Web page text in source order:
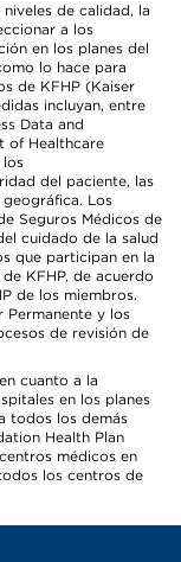
de calidad, la
a los
en los planes del
lo hace para
de KFHP (Kaiser
incluyan, entre
Data and
of Healthcare
los
del paciente, las
Los
Seguros Médicos de
cuidado de la salud
que participan en la
KFHP, de acuerdo
de los miembros.
Permanente y los
de revisión de
cuanto a la
en los planes
todos los demás
Health Plan
médicos en
los centros de